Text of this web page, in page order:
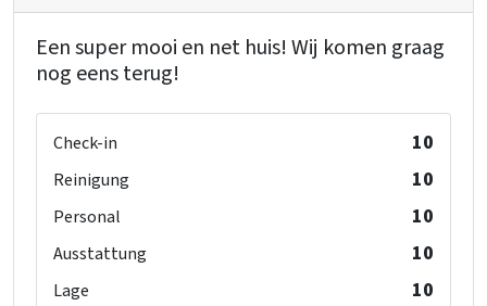
Een super mooi en net huis! Wij komen graag
nog eens terug!
Check-in 10
Reinigung 10
Personal 10
Ausstattung 10
Lage 10